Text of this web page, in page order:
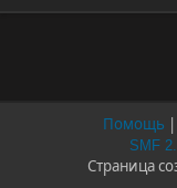
Помощь |
SMF
Страница